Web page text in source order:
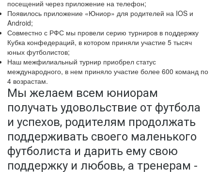
посещений через приложение на телефон;
Появилось приложение «Юниор» для родителей на IOS и
Android;
Совместно с РФС мы провели серию турниров в поддержку
Кубка конфедераций, в котором приняли участие 5 тысяч
юных футболистов;
Наш межфилиальный турнир приобрел статус
международного, в нем приняло участие более 600 команд по
4 возрастам.
Мы желаем всем юниорам
получать удовольствие от футбола
и успехов, родителям продолжать
поддерживать своего маленького
футболиста и дарить ему свою
поддержку и любовь, а тренерам -